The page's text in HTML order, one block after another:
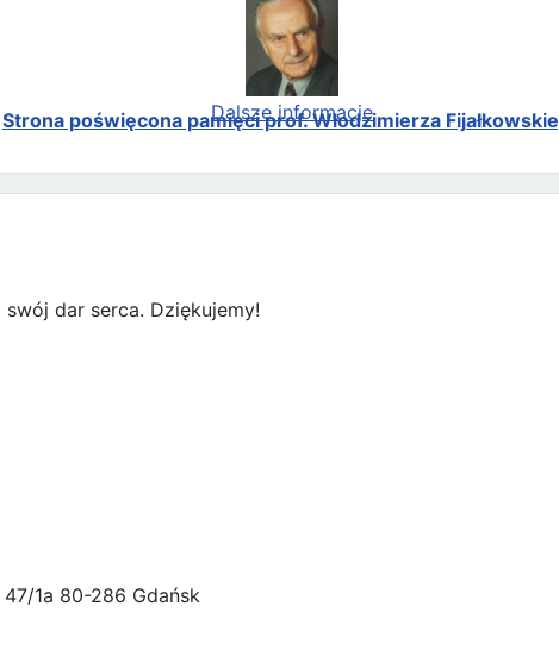
Strona poświęcona pamięci prof. Włodzimierza
dar serca. Dziękujemy!
1a 80-286 Gdańsk
Dalsze informacje